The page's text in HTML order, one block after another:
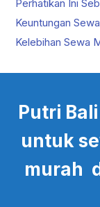
Perhatikan Ini
Keuntungan
Kelebihan Sewa
Putri
untuk
murah